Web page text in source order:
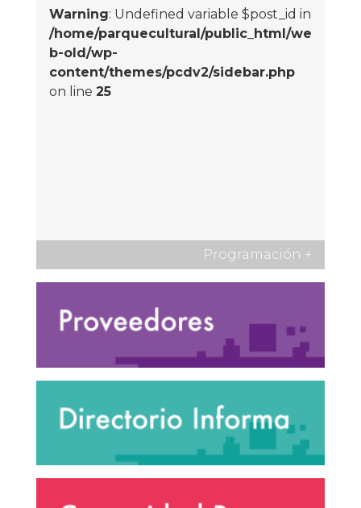
Warning: Undefined variable $post_id in
/home/parquecultural/public_html/we
b-old/wp-
content/themes/pcdv2/sidebar.php
on line 25
Programación +